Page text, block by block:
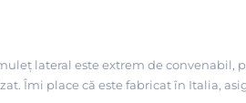
lateral este extrem de convenabil,
Îmi place că este fabricat în Italia,